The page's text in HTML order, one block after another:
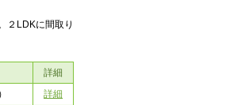
２LDKに間取り
詳細
詳細